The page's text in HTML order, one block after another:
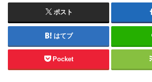
ポスト
はてブ
Pocket